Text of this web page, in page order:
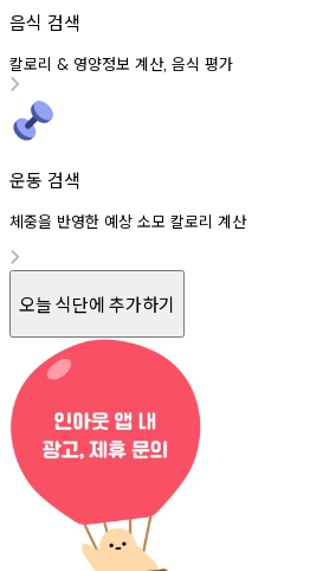
음식 검색
칼로리 & 영양정보 계산, 음식 평가
운동 검색
체중을 반영한 예상 소모 칼로리 계산
오늘 식단에 추가하기